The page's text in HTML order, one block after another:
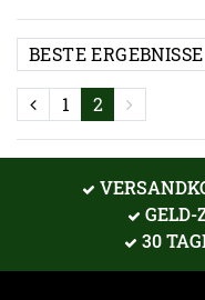
1 2
GELD-
30